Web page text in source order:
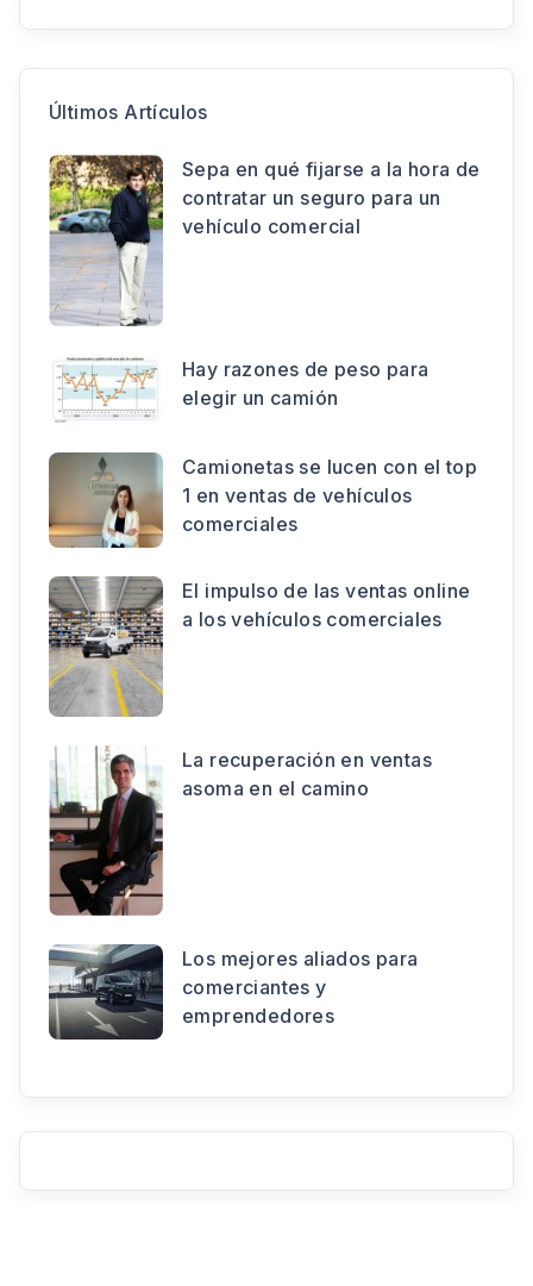
Últimos Artículos
Sepa en qué fijarse a la hora de
contratar un seguro para un
vehículo comercial
Hay razones de peso para
elegir un camión
Camionetas se lucen con el top
1 en ventas de vehículos
comerciales
El impulso de las ventas online
a los vehículos comerciales
La recuperación en ventas
asoma en el camino
Los mejores aliados para
comerciantes y
emprendedores